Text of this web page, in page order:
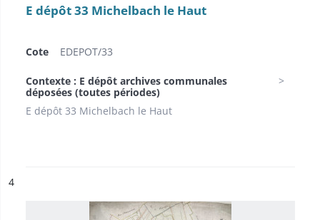
E dépôt 33 Michelbach le Haut
Cote EDEPOT/33
Contexte : E dépôt archives communales
déposées (toutes périodes)
E dépôt 33 Michelbach le Haut
n°
4